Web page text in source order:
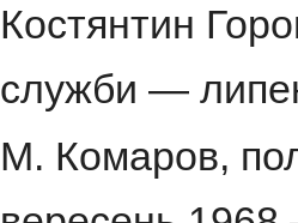
Костянтин
служби —
М. Комаров,